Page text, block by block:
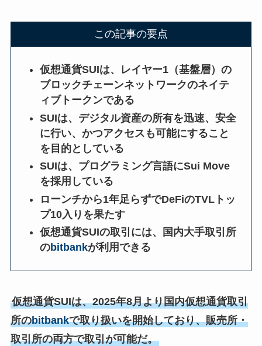
この記事の要点
仮想通貨SUIは、レイヤー1（基盤層）の
ブロックチェーンネットワークのネイテ
ィブトークンである
SUIは、デジタル資産の所有を迅速、安全
に行い、かつアクセスも可能にすること
を目的としている
SUIは、プログラミング言語にSui Move
を採用している
ローンチから1年足らずでDeFiのTVLトッ
プ10入りを果たす
仮想通貨SUIの取引には、国内大手取引所
のbitbankが利用できる
仮想通貨SUIは、2025年8月より国内仮想通貨取引
所のbitbankで取り扱いを開始しており、販売所・
取引所の両方で取引が可能だ。